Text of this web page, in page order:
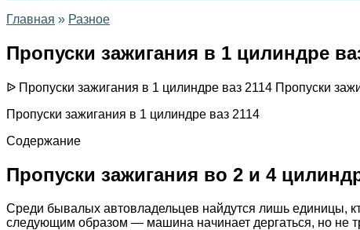
Главная » Разное
Пропуски зажигания в 1 цилиндре
ᐉ Пропуски зажигания в 1 цилиндре ваз 2114 Пропуски
Пропуски зажигания в 1 цилиндре ваз 2114
Содержание
Пропуски зажигания во 2 и 4
Среди бывалых автовладельцев найдутся лишь единицы,
следующим образом — машина начинает дергаться, но не